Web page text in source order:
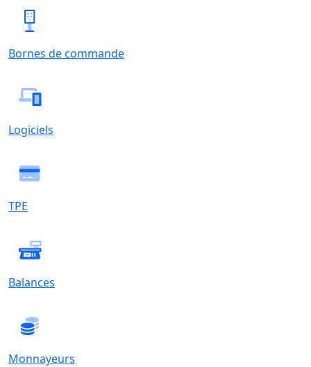
Bornes de commande
Logiciels
TPE
Balances
Monnayeurs